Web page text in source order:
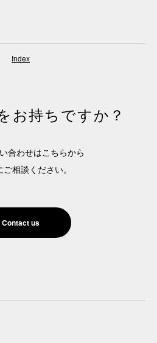
Index
お持ちですか？
合わせはこちらから
相談ください。
Contact us